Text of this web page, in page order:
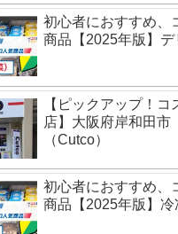
初心者におすすめ、
商品【2025年版】デ
【ピックアップ！コ
店】大阪府岸和田
（Cutco）
初心者におすすめ、
商品【2025年版】冷